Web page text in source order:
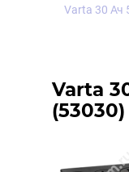
Varta 30 Ач
Varta
(53030)